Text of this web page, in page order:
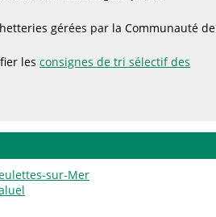
gérées par la Communauté de
les consignes de tri sélectif des
sur-Mer